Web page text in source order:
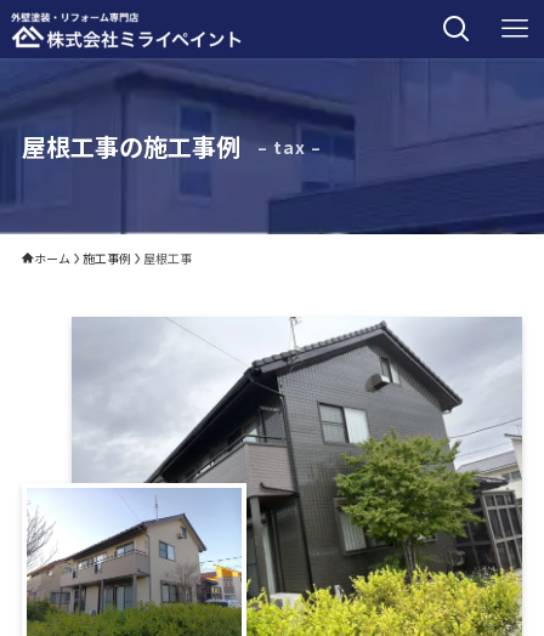
屋根工事の施工事例 – tax –
ホーム 施工事例 屋根工事